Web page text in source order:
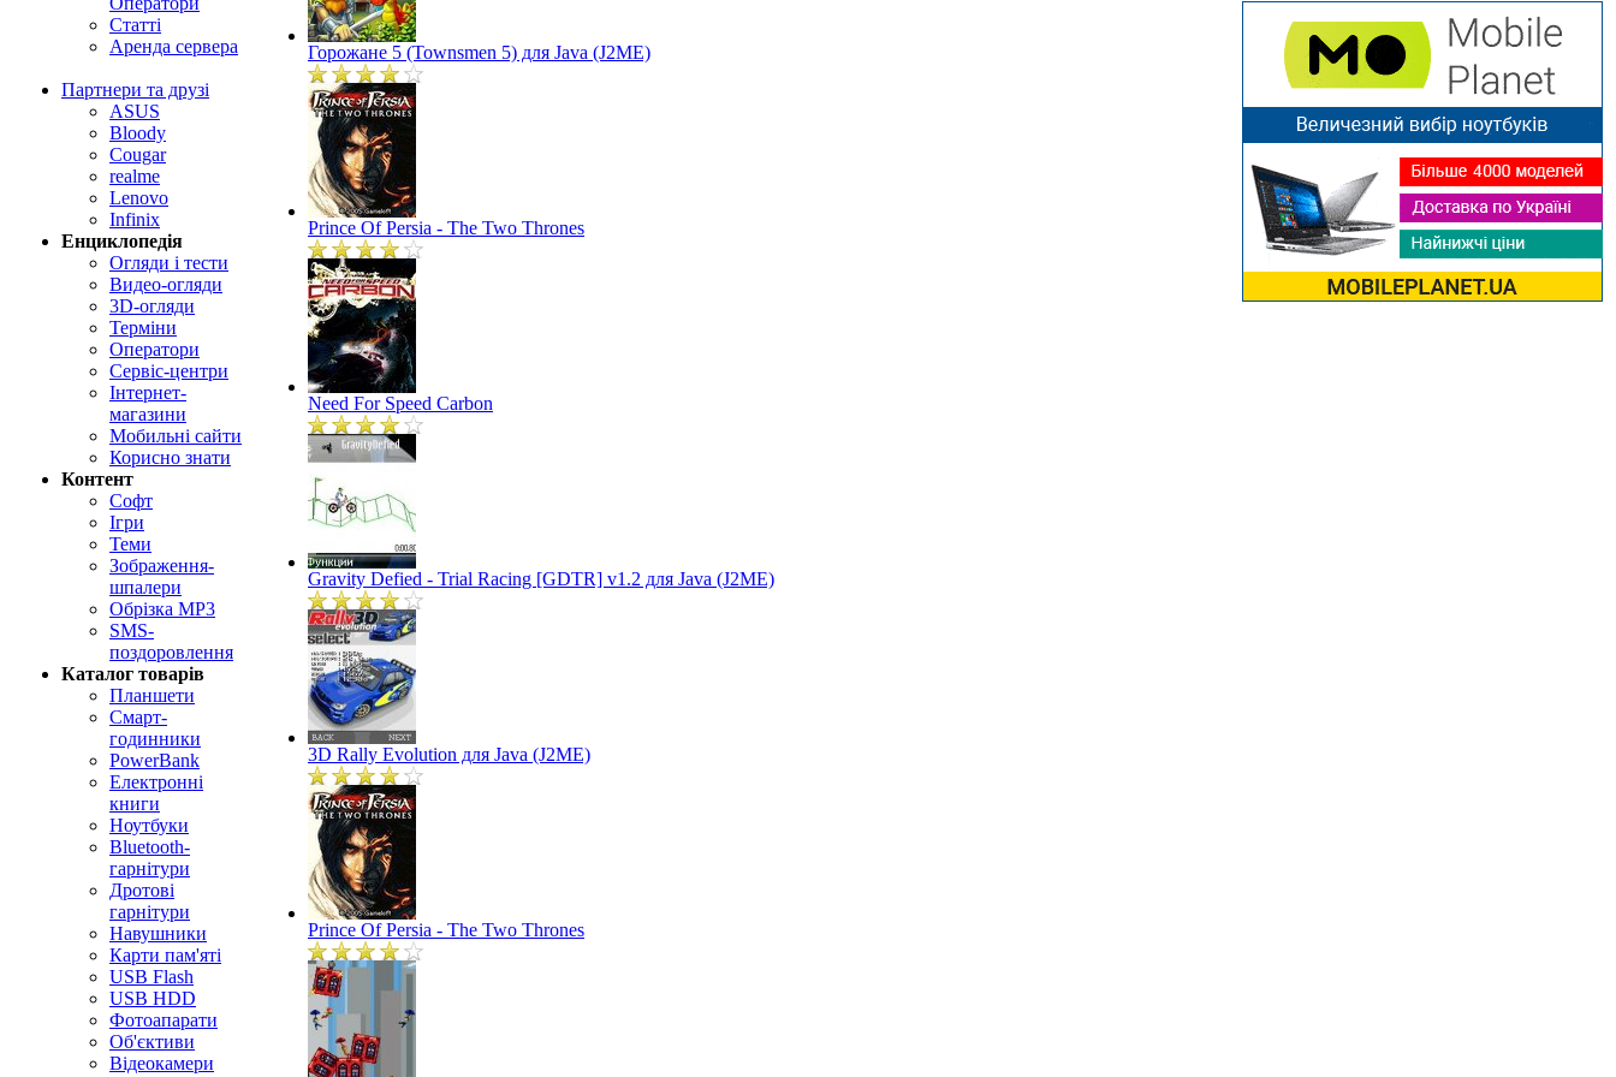
Статті
Аренда сервера
Партнери та друзі
ASUS
Bloody
Cougar
realme
Lenovo
Infinix
Енциклопедія
Огляди і тести
Видео-огляди
3D-огляди
Терміни
Оператори
Сервіс-центри
Інтернет-
магазини
Мобильні сайти
Корисно знати
Контент
Софт
Ігри
Теми
Зображення-
шпалери
Обрізка MP3
SMS-
поздоровлення
Каталог товарів
Планшети
Смарт-
годинники
PowerBank
Електронні
книги
Ноутбуки
Bluetooth-
гарнітури
Дротові
гарнітури
Навушники
Карти пам'яті
USB Flash
USB HDD
Фотоапарати
Об'єктиви
Відеокамери
Горожане 5 (Townsmen 5) для Java (J2ME)
Prince Of Persia - The Two Thrones
Need For Speed Carbon
Gravity Defied - Trial Racing [GDTR] v1.2 для Java (J2ME)
3D Rally Evolution для Java (J2ME)
Prince Of Persia - The Two Thrones